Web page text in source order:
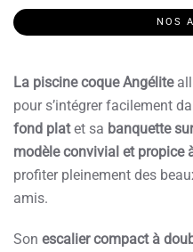
NOS
La piscine coque Angélite
pour s’intégrer facilement
fond platet sa banquette
modèle convivial et propice
profiter pleinement des
amis.
Son escalier compact à